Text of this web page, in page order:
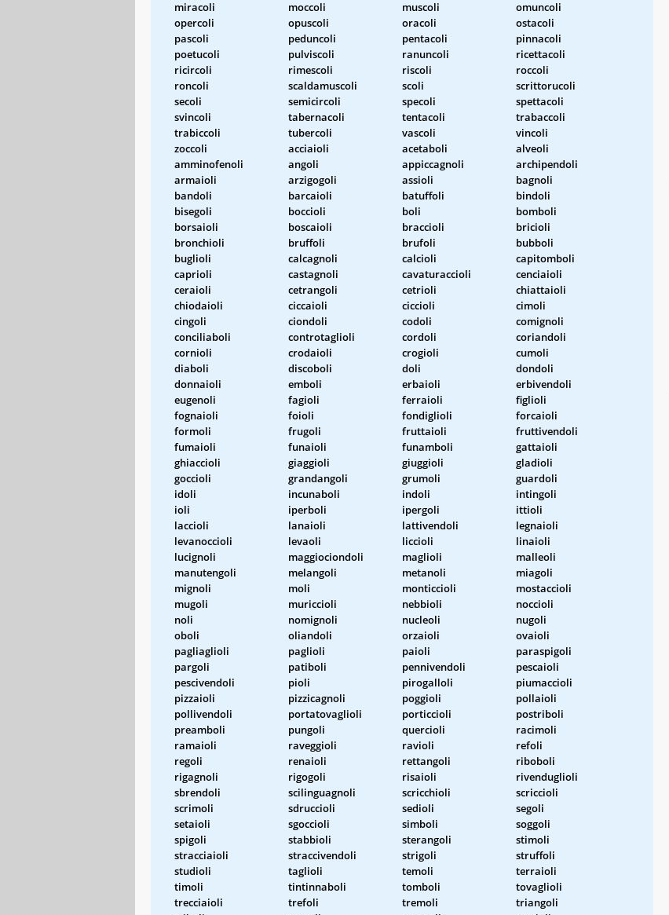
miracoli
moccoli muscoli
omuncoli
opercoli
opuscoli oracoli
ostacoli
pascoli
peduncoli pentacoli
pinnacoli
poetucoli
pulviscoli ranuncoli
ricettacoli
ricircoli
rimescoli riscoli
roccoli
roncoli
scaldamuscoli scoli
scrittorucoli
secoli
semicircoli specoli
spettacoli
svincoli
tabernacoli tentacoli
trabaccoli
trabiccoli
tubercoli vascoli
vincoli
zoccoli
acciaioli acetaboli
alveoli
amminofenoli
angoli appiccagnoli
archipendoli
armaioli
arzigogoli assioli
bagnoli
bandoli
barcaioli batuffoli
bindoli
bisegoli
boccioli boli
bomboli
borsaioli
boscaioli braccioli
bricioli
bronchioli
bruffoli brufoli
bubboli
buglioli
calcagnoli calcioli
capitomboli
caprioli
castagnoli cavaturaccioli
cenciaioli
ceraioli
cetrangoli cetrioli
chiattaioli
chiodaioli
ciccaioli ciccioli
cimoli
cingoli
ciondoli codoli
comignoli
conciliaboli
controtaglioli cordoli
coriandoli
cornioli
crodaioli crogioli
cumoli
diaboli
discoboli doli
dondoli
donnaioli
emboli erbaioli
erbivendoli
eugenoli
fagioli ferraioli
figlioli
fognaioli
foioli fondiglioli
forcaioli
formoli
frugoli fruttaioli
fruttivendoli
fumaioli
funaioli funamboli
gattaioli
ghiaccioli
giaggioli giuggioli
gladioli
goccioli
grandangoli grumoli
guardoli
idoli
incunaboli indoli
intingoli
ioli
iperboli ipergoli
ittioli
laccioli
lanaioli lattivendoli
legnaioli
levanoccioli
levaoli liccioli
linaioli
lucignoli
maggiociondoli maglioli
malleoli
manutengoli
melangoli metanoli
miagoli
mignoli
moli monticcioli
mostaccioli
mugoli
muriccioli nebbioli
noccioli
noli
nomignoli nucleoli
nugoli
oboli
oliandoli orzaioli
ovaioli
pagliaglioli
paglioli paioli
paraspigoli
pargoli
patiboli pennivendoli
pescaioli
pescivendoli
pioli pirogalloli
piumaccioli
pizzaioli
pizzicagnoli poggioli
pollaioli
pollivendoli
portatovaglioli porticcioli
postriboli
preamboli
pungoli quercioli
racimoli
ramaioli
raveggioli ravioli
refoli
regoli
renaioli rettangoli
riboboli
rigagnoli
rigogoli risaioli
rivenduglioli
sbrendoli
scilinguagnoli scricchioli
scriccioli
scrimoli
sdruccioli sedioli
segoli
setaioli
sgoccioli simboli
soggoli
spigoli
stabbioli sterangoli
stimoli
stracciaioli
straccivendoli strigoli
struffoli
studioli
taglioli temoli
terraioli
timoli
tintinnaboli tomboli
tovaglioli
trecciaioli
trefoli tremoli
triangoli